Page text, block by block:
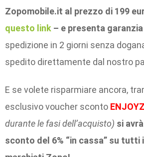
Zopomobile.it al prezzo di 199
questo link – e presenta
spedizione in 2 giorni senza
spedito direttamente dal nostro
E se volete risparmiare ancora,
esclusivo voucher sconto
durante le fasi dell’acquisto) si
sconto del 6% “in cassa” su